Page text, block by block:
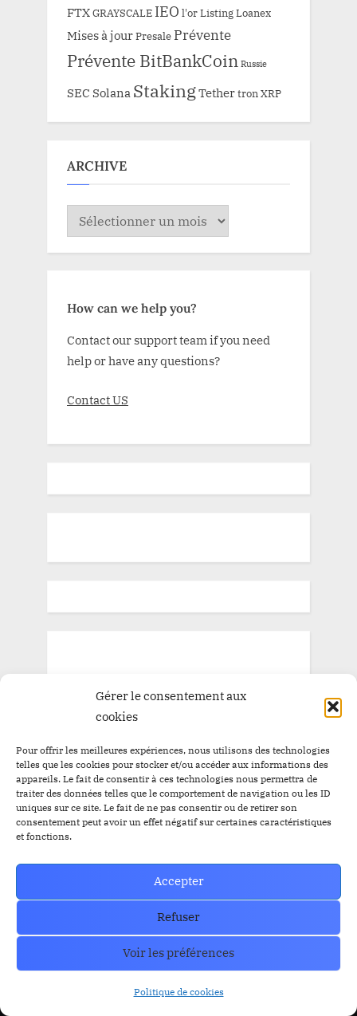
Gérer le consentement aux
cookies
Pour offrir les meilleures expériences, nous utilisons des technologies
telles que les cookies pour stocker et/ou accéder aux informations des
appareils. Le fait de consentir à ces technologies nous permettra de
traiter des données telles que le comportement de navigation ou les ID
uniques sur ce site. Le fait de ne pas consentir ou de retirer son
consentement peut avoir un effet négatif sur certaines caractéristiques
et fonctions.
Accepter
Refuser
Voir les préférences
Politique de cookies
FTXGRAYSCALE IEO l'orListingLoanex
Mises à jourPresale Prévente
Prévente BitBankCoin Russie
SEC Solana StakingTethertronXRP
ARCHIVE
ARCHIVE
How can we help you?
Contact our support team if you need
help or have any questions?
Contact US
Trust Wallet Permet Désormais de Gagner de l’Argent
Sans Trader ? Les Nouvelles Options Dévoilées !